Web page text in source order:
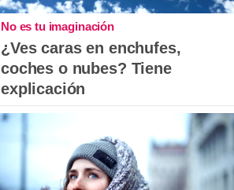
No es tu imaginación
¿Ves caras en enchufes,
coches o nubes? Tiene
explicación